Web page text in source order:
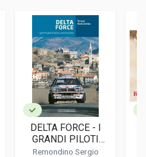
DELTA FORCE - I
GRANDI PILOTI
DELLA LANCIA
Remondino Sergio